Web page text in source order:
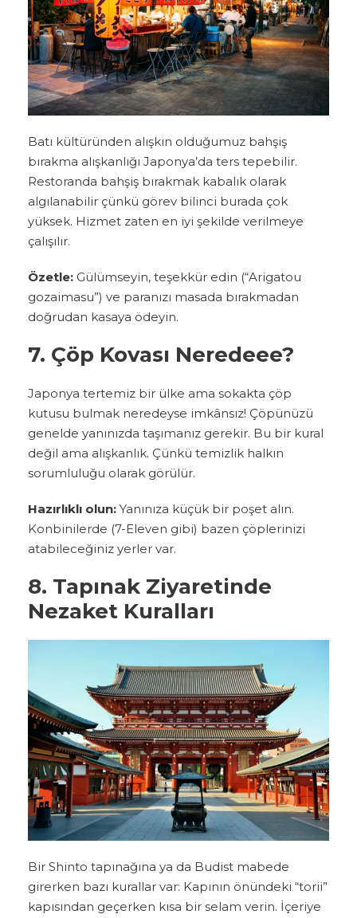
Batı kültüründen alışkın olduğumuz bahşiş
bırakma alışkanlığı Japonya’da ters tepebilir.
Restoranda bahşiş bırakmak kabalık olarak
algılanabilir çünkü görev bilinci burada çok
yüksek. Hizmet zaten en iyi şekilde verilmeye
çalışılır.
Özetle: Gülümseyin, teşekkür edin (“Arigatou
gozaimasu”) ve paranızı masada bırakmadan
doğrudan kasaya ödeyin.
7. Çöp Kovası Neredeee?
Japonya tertemiz bir ülke ama sokakta çöp
kutusu bulmak neredeyse imkânsız! Çöpünüzü
genelde yanınızda taşımanız gerekir. Bu bir kural
değil ama alışkanlık. Çünkü temizlik halkın
sorumluluğu olarak görülür.
Hazırlıklı olun: Yanınıza küçük bir poşet alın.
Konbinilerde (7-Eleven gibi) bazen çöplerinizi
atabileceğiniz yerler var.
8. Tapınak Ziyaretinde
Nezaket Kuralları
Bir Shinto tapınağına ya da Budist mabede
girerken bazı kurallar var: Kapının önündeki “torii”
kapısından geçerken kısa bir selam verin. İçeriye